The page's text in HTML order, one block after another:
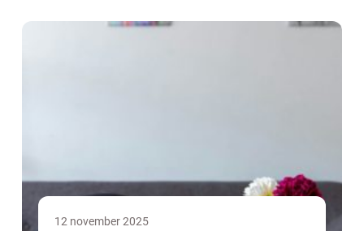
kostsamm...
12 november 2025